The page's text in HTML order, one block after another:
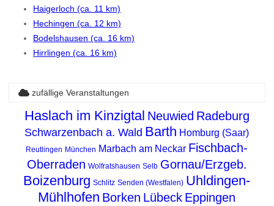
Haigerloch (ca. 11 km)
Hechingen (ca. 12 km)
Bodelshausen (ca. 16 km)
Hirrlingen (ca. 16 km)
zufällige Veranstaltungen
Haslach im Kinzigtal Neuwied Radeburg
Schwarzenbach a. Wald Barth Homburg (Saar)
Reutlingen München Marbach am Neckar Fischbach-
Oberraden Wolfratshausen Selb Gornau/Erzgeb.
Boizenburg Schlitz Senden (Westfalen) Uhldingen-
Mühlhofen Borken Lübeck Eppingen